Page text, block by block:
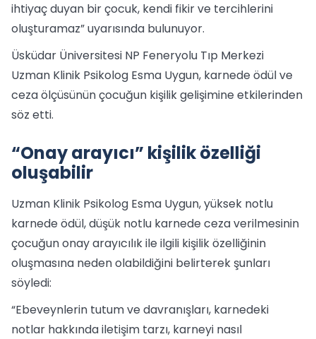
ihtiyaç duyan bir çocuk, kendi fikir ve tercihlerini
oluşturamaz” uyarısında bulunuyor.
Üsküdar Üniversitesi NP Feneryolu Tıp Merkezi
Uzman Klinik Psikolog Esma Uygun, karnede ödül ve
ceza ölçüsünün çocuğun kişilik gelişimine etkilerinden
söz etti.
“Onay arayıcı” kişilik özelliği
oluşabilir
Uzman Klinik Psikolog Esma Uygun, yüksek notlu
karnede ödül, düşük notlu karnede ceza verilmesinin
çocuğun onay arayıcılık ile ilgili kişilik özelliğinin
oluşmasına neden olabildiğini belirterek şunları
söyledi:
“Ebeveynlerin tutum ve davranışları, karnedeki
notlar hakkında iletişim tarzı, karneyi nasıl